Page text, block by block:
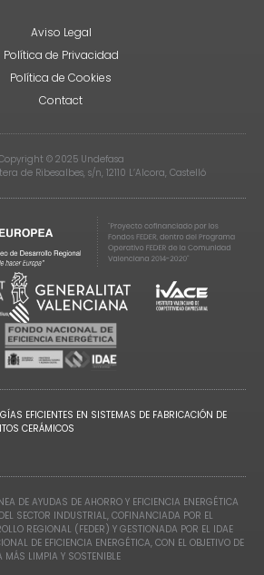
Aviso Legal
Política de Privacidad
Política de Cookies
Contact
© 2025 Undefasa
de Ribesalbes, s/n, 12110 L’Alcora, Castelló
EFICIENTES EN SISTEMAS DE FABRICACIÓN DE
CERÁMICOS
DE AYUDAS DE AHORRO Y EFICIENCIA ENERGÉTICA
SECTOR INDUSTRIAL, COFINANCIADA POR EL
REGIONAL (FEDER) Y GESTIONADA POR EL IDAE
DE EFICIENCIA ENERGÉTICA, CON EL OBJETIVO DE
LIMPIA Y SOSTENIBLE